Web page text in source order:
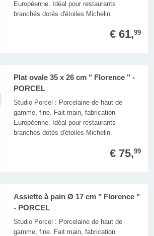
Européenne. Idéal pour restaurants
branchés dotés d'étoiles Michelin.
€ 61,99
Plat ovale 35 x 26 cm " Florence " -
PORCEL
Studio Porcel : Porcelaine de haut de
gamme, fine. Fait main, fabrication
Européenne. Idéal pour restaurants
branchés dotés d'étoiles Michelin.
€ 75,99
Assiette à pain Ø 17 cm " Florence "
- PORCEL
Studio Porcel : Porcelaine de haut de
gamme, fine. Fait main, fabrication